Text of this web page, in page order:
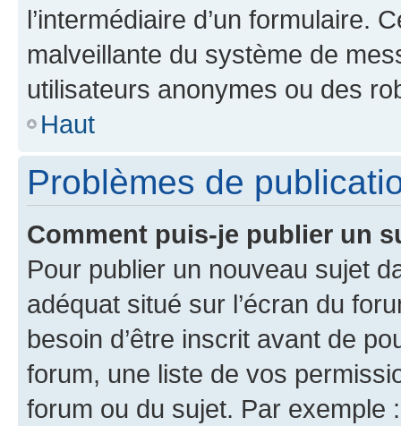
l’intermédiaire d’un formulaire.
malveillante du système de
utilisateurs anonymes ou des
Haut
Problèmes de
Comment puis-je publier un
Pour publier un nouveau sujet
adéquat situé sur l’écran du
besoin d’être inscrit avant de
forum, une liste de vos
forum ou du sujet. Par exemple